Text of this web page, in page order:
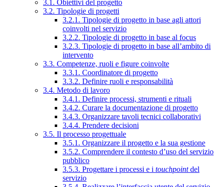
3.1. Obiettivi del progetto
3.2. Tipologie di progetti
3.2.1. Tipologie di progetto in base agli attori
coinvolti nel servizio
3.2.2. Tipologie di progetto in base al focus
3.2.3. Tipologie di progetto in base all’ambito di
intervento
3.3. Competenze, ruoli e figure coinvolte
3.3.1. Coordinatore di progetto
3.3.2. Definire ruoli e responsabilità
3.4. Metodo di lavoro
3.4.1. Definire processi, strumenti e rituali
3.4.2. Curare la documentazione di progetto
3.4.3. Organizzare tavoli tecnici collaborativi
3.4.4. Prendere decisioni
3.5. Il processo progettuale
3.5.1. Organizzare il progetto e la sua gestione
3.5.2. Comprendere il contesto d’uso del servizio
pubblico
3.5.3. Progettare i processi e i touchpointdel
servizio